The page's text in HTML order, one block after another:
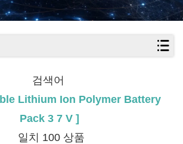
검색어
Lithium Ion Polymer Battery
Pack 3 7 V ]
일치 100 상품